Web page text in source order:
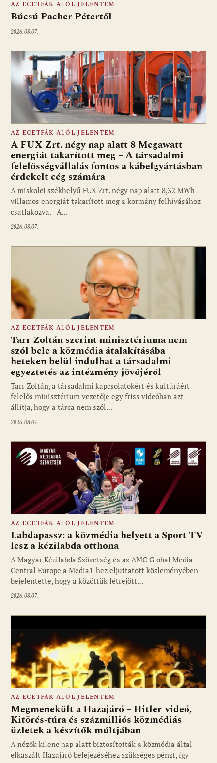
AZ ECETFÁK ALÓL JELENTEM
Búcsú Pacher Pétertől
2026.08.07.
AZ ECETFÁK ALÓL JELENTEM
A FUX Zrt. négy nap alatt 8 Megawatt
energiát takarított meg – A társadalmi
felelősségvállalás fontos a kábelgyártásban
érdekelt cég számára
A miskolci székhelyű FUX Zrt. négy nap alatt 8,32 MWh
villamos energiát takarított meg a kormány felhívásához
csatlakozva. A…
2026.08.07.
Fotó: media1.hu
AZ ECETFÁK ALÓL JELENTEM
Tarr Zoltán szerint minisztériuma nem
szól bele a közmédia átalakításába –
heteken belül indulhat a társadalmi
egyeztetés az intézmény jövőjéről
Tarr Zoltán, a társadalmi kapcsolatokért és kultúráért
felelős minisztérium vezetője egy friss videóban azt
állítja, hogy a tárca nem szól…
2026.08.07.
Fotó: media1.hu
AZ ECETFÁK ALÓL JELENTEM
Labdapassz: a közmédia helyett a Sport TV
lesz a kézilabda otthona
A Magyar Kézilabda Szövetség és az AMC Global Media
Central Europe a Media1-hez eljuttatott közleményében
bejelentette, hogy a közöttük létrejött…
2026.08.07.
Fotó: media1.hu
AZ ECETFÁK ALÓL JELENTEM
Megmenekült a Hazajáró – Hitler-videó,
Kitörés-túra és százmilliós közmédiás
üzletek a készítők múltjában
A nézők kilenc nap alatt biztosították a közmédia által
elkaszált Hazajáró befejezéséhez szükséges pénzt, így